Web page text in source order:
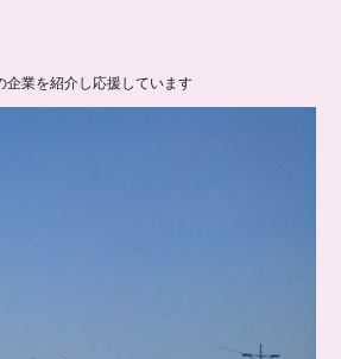
業を紹介し応援しています